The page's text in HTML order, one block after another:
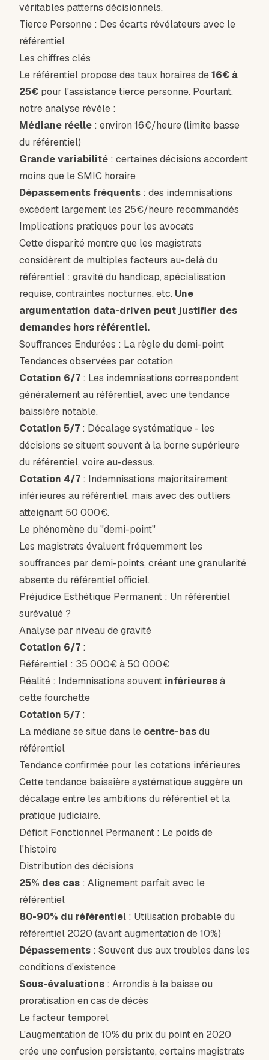
véritables patterns décisionnels.
Tierce Personne : Des écarts révélateurs avec le
référentiel
Les chiffres clés
Le référentiel propose des taux horaires de16€ à
25€ pour l'assistance tierce personne. Pourtant,
notre analyse révèle :
Médiane réelle : environ 16€/heure (limite basse
du référentiel)
Grande variabilité : certaines décisions accordent
moins que le SMIC horaire
Dépassements fréquents : des indemnisations
excèdent largement les 25€/heure recommandés
Implications pratiques pour les avocats
Cette disparité montre que les magistrats
considèrent de multiples facteurs au-delà du
référentiel : gravité du handicap, spécialisation
requise, contraintes nocturnes, etc. Une
argumentation data-driven peut justifier des
demandes hors référentiel.
Souffrances Endurées : La règle du demi-point
Tendances observées par cotation
Cotation 6/7 : Les indemnisations correspondent
généralement au référentiel, avec une tendance
baissière notable.
Cotation 5/7 : Décalage systématique - les
décisions se situent souvent à la borne supérieure
du référentiel, voire au-dessus.
Cotation 4/7 : Indemnisations majoritairement
inférieures au référentiel, mais avec des outliers
atteignant 50 000€.
Le phénomène du "demi-point"
Les magistrats évaluent fréquemment les
souffrances par demi-points, créant une granularité
absente du référentiel officiel.
Préjudice Esthétique Permanent : Un référentiel
surévalué ?
Analyse par niveau de gravité
Cotation 6/7 :
Référentiel : 35 000€ à 50 000€
Réalité : Indemnisations souvent inférieuresà
cette fourchette
Cotation 5/7 :
La médiane se situe dans le centre-basdu
référentiel
Tendance confirmée pour les cotations inférieures
Cette tendance baissière systématique suggère un
décalage entre les ambitions du référentiel et la
pratique judiciaire.
Déficit Fonctionnel Permanent : Le poids de
l'histoire
Distribution des décisions
25% des cas : Alignement parfait avec le
référentiel
80-90% du référentiel : Utilisation probable du
référentiel 2020 (avant augmentation de 10%)
Dépassements : Souvent dus aux troubles dans les
conditions d'existence
Sous-évaluations : Arrondis à la baisse ou
proratisation en cas de décès
Le facteur temporel
L'augmentation de 10% du prix du point en 2020
crée une confusion persistante, certains magistrats